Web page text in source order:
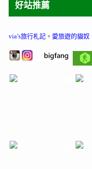
好站推薦
via’s旅行札記。 愛旅遊的貓